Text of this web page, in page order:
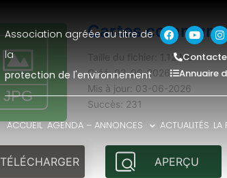
Association agréée au titre de
la
protection de l'environnement
Annuaire
ACCUEIL AGENDA – ANNONCES ACTUALITÉS LA
Cartes
Taille du fichier: 1.12 Mo
Créé: 03-06-2026
Mis à jour: 03-06-2026
Succès: 231
TÉLÉCHARGER APERÇU